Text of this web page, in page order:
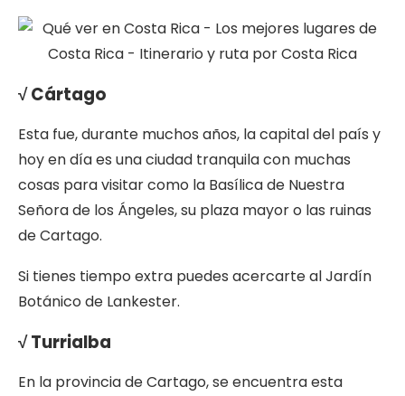
√ Cártago
Esta fue, durante muchos años, la capital del país y
hoy en día es una ciudad tranquila con muchas
cosas para visitar como la Basílica de Nuestra
Señora de los Ángeles, su plaza mayor o las ruinas
de Cartago.
Si tienes tiempo extra puedes acercarte al Jardín
Botánico de Lankester.
√ Turrialba
En la provincia de Cartago, se encuentra esta